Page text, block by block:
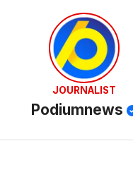
JOURNALIST
Podiumnews